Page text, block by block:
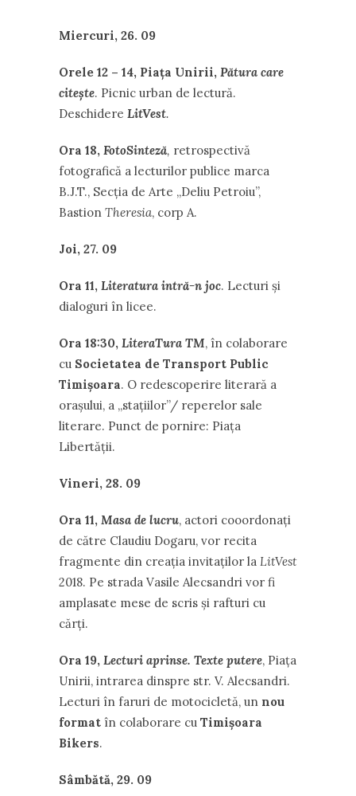
Miercuri, 26. 09
Orele 12 – 14, Piața Unirii, Pătura care
citește. Picnic urban de lectură.
Deschidere LitVest.
Ora 18, FotoSinteză, retrospectivă
fotografică a lecturilor publice marca
B.J.T., Secția de Arte „Deliu Petroiu”,
Bastion Theresia, corp A.
Joi, 27. 09
Ora 11, Literatura intră-n joc. Lecturi și
dialoguri în licee.
Ora 18:30, LiteraTura TM, în colaborare
cu Societatea de Transport Public
Timișoara. O redescoperire literară a
orașului, a „stațiilor”/ reperelor sale
literare. Punct de pornire: Piața
Libertății.
Vineri, 28. 09
Ora 11, Masa de lucru, actori cooordonați
de către Claudiu Dogaru, vor recita
fragmente din creația invitaților la LitVest
2018. Pe strada Vasile Alecsandri vor fi
amplasate mese de scris și rafturi cu
cărți.
Ora 19, Lecturi aprinse. Texte putere, Piața
Unirii, intrarea dinspre str. V. Alecsandri.
Lecturi în faruri de motocicletă, un nou
format în colaborare cu Timișoara
Bikers.
Sâmbătă, 29. 09